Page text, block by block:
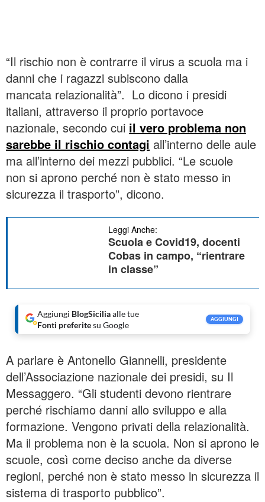
“Il rischio non è contrarre il virus a scuola ma i
danni che i ragazzi subiscono dalla
mancata relazionalità”. Lo dicono i presidi
italiani, attraverso il proprio portavoce
nazionale, secondo cui il vero problema non
sarebbe il rischio contagi all’interno delle aule
ma all’interno dei mezzi pubblici. “Le scuole
non si aprono perché non è stato messo in
sicurezza il trasporto”, dicono.
Leggi Anche:
Scuola e Covid19, docenti
Cobas in campo, “rientrare
in classe”
Aggiungi BlogSiciliaalle tue
Fonti preferitesu Google
AGGIUNGI
A parlare è Antonello Giannelli, presidente
dell’Associazione nazionale dei presidi, su Il
Messaggero. “Gli studenti devono rientrare
perché rischiamo danni allo sviluppo e alla
formazione. Vengono privati della relazionalità.
Ma il problema non è la scuola. Non si aprono le
scuole, così come deciso anche da diverse
regioni, perché non è stato messo in sicurezza il
sistema di trasporto pubblico”.